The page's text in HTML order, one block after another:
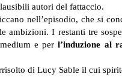
autori del fattaccio.
nell’episodio, che si
ambizioni. I restanti tre
medium e perl’induzione al
di Lucy Sable il cui